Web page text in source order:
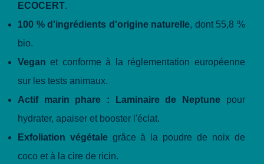
ECOCERT.
100 % d'ingrédients d'origine naturelle, dont 55,8 %
bio.
Vegan et conforme à la réglementation européenne
sur les tests animaux.
Actif marin phare : Laminaire de Neptunepour
hydrater, apaiser et booster l'éclat.
Exfoliation végétalegrâce à la poudre de noix de
coco et à la cire de ricin.